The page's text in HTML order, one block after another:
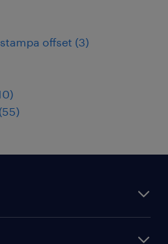
offset (3)
)
(55)